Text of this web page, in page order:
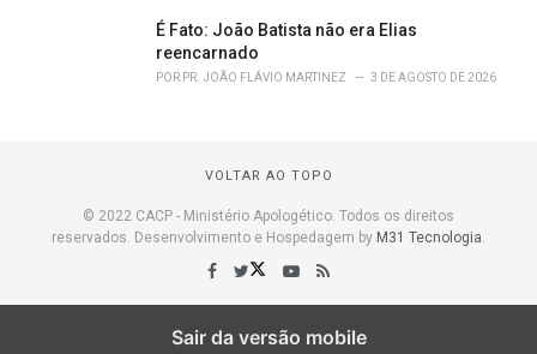
É Fato: João Batista não era Elias
reencarnado
POR PR. JOÃO FLÁVIO MARTINEZ 3 DE AGOSTO DE 2026
VOLTAR AO TOPO
© 2022 CACP - Ministério Apologético. Todos os direitos
reservados. Desenvolvimento e Hospedagem by M31 Tecnologia
Sair da versão mobile